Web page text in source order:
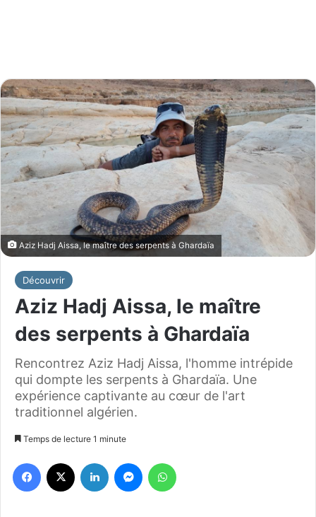
Aziz Hadj Aissa, le maître des serpents à Ghardaïa
Découvrir
Aziz Hadj Aissa, le maître
des serpents à Ghardaïa
Rencontrez Aziz Hadj Aissa, l'homme intrépide
qui dompte les serpents à Ghardaïa. Une
expérience captivante au cœur de l'art
traditionnel algérien.
Temps de lecture 1 minute